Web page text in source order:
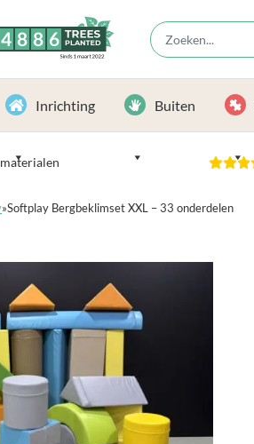
4 8 8 6 TREES
PLANTED
Sinds 1 maart 2022
Inrichting Buiten
»Softplay Bergbeklimset XXL – 33 onderdelen